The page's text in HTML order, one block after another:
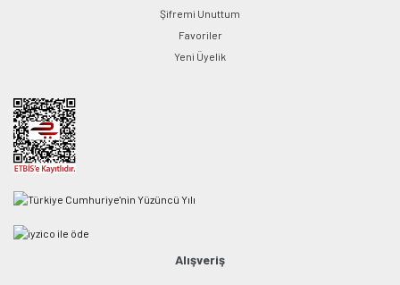
Şifremi Unuttum
Favoriler
Yeni Üyelik
Alışveriş